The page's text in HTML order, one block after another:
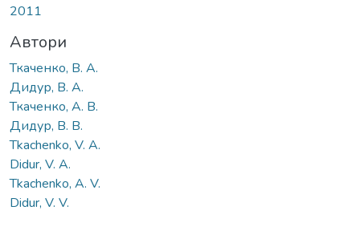
2011
Автори
Ткаченко, В. А.
Дидур, В. А.
Ткаченко, А. В.
Дидур, В. В.
Tkachenko, V. A.
Didur, V. A.
Tkachenko, A. V.
Didur, V. V.